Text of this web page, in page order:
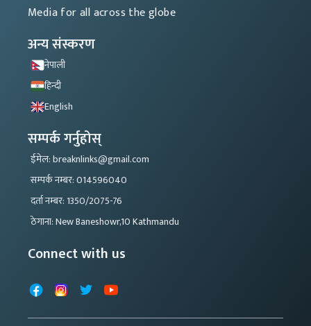
Media for all across the globe
अन्य संस्करण
नेपाली
हिन्दी
English
सम्पर्क गर्नुहोस्
ईमेल: breaknlinks@gmail.com
सम्पर्क नम्बर: 014596040
दर्ता नम्बर: 1350/2075-76
ठेगाना: New Baneshowr,10 Kathmandu
Connect with us
FacebookInstagram
X YouTube